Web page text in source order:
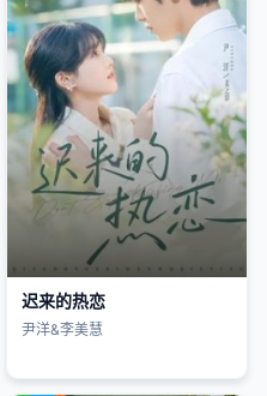
迟来的热恋
尹洋&李美慧